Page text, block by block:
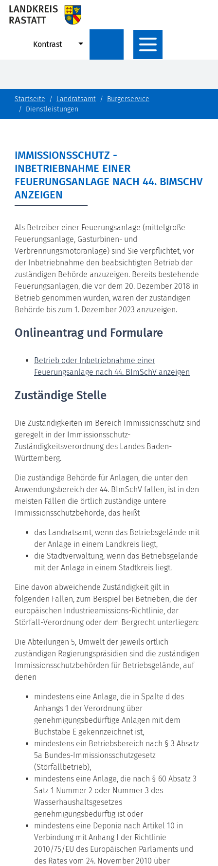
Kontrast
Startseite Landratsamt
Bürgerservice
Dienstleistungen
IMMISSIONSSCHUTZ -
INBETRIEBNAHME EINER
FEUERUNGSANLAGE NACH 44. BIMSCHV
ANZEIGEN
Als Betreiber einer Feuerungsanlage (mittelgroße
Feuerungsanlage, Gasturbinen- und
Verbrennungsmotoranlage) sind Sie verpflichtet, vor
der Inbetriebnahme den beabsichtigten Betrieb der
zuständigen Behörde anzuzeigen. Bereits bestehende
Feuerungsanlagen, die vor dem 20. Dezember 2018 in
Betrieb genommen wurden, waren der zuständigen
Behörde bis zum 1. Dezember 2023 anzuzeigen.
Onlineantrag und Formulare
Betrieb oder Inbetriebnahme einer
Feuerungsanlage nach 44. BImSchV anzeigen
Zuständige Stelle
Die Zuständigkeiten im Bereich Immissionsschutz sind
geregelt in der Immissionsschutz-
Zuständigkeitsverordnung des Landes Baden-
Württemberg.
Die zuständige Behörde für Anlagen, die unter den
Anwendungsbereich der 44. BImSchV fallen, ist in den
meisten Fällen die örtlich zuständige untere
Immissionsschutzbehörde, das heißt
das Landratsamt, wenn das Betriebsgelände mit
der Anlage in einem Landkreis liegt,
die Stadtverwaltung, wenn das Betriebsgelände
mit der Anlage in einem Stadtkreis liegt.
Eine davon abweichende Zuständigkeit gilt in
folgenden Fällen, zum Beispiel bei Betrieben, die der
europäischen Industrieemissions-Richtlinie, der
Störfall-Verordnung oder dem Bergrecht unterliegen:
Die Abteilungen 5, Umwelt der jeweils örtlich
zuständigen Regierungspräsidien sind die zuständigen
Immissionsschutzbehörden für Betriebsgelände, auf
denen
mindestens eine Anlage, die in Spalte d des
Anhangs 1 der Verordnung über
genehmigungsbedürftige Anlagen mit dem
Buchstabe E gekennzeichnet ist,
mindestens ein Betriebsbereich nach § 3 Absatz
5a Bundes-Immissionsschutzgesetz
(Störfallbetrieb),
mindestens eine Anlage, die nach § 60 Absatz 3
Satz 1 Nummer 2 oder Nummer 3 des
Wasserhaushaltsgesetzes
genehmigungsbedürftig ist oder
mindestens eine Deponie nach Artikel 10 in
Verbindung mit Anhang I der Richtlinie
2010/75/EU des Europäischen Parlaments und
des Rates vom 24. November 2010 über